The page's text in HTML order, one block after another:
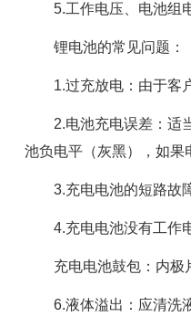
5.工作电压、电池组
锂电池的常见问题：
1.过充放电：由于客
2.电池充电误差：适
池负电平（灰黑），如果
3.充电电池的短路故
4.充电电池没有工作
充电电池鼓包：内极
6.液体溢出：应清洗